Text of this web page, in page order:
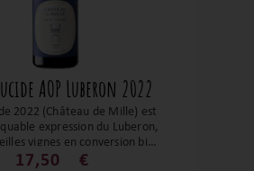
AOP Luberon 2022
2022 (Château de Mille) est
expression du Luberon,
vignes en conversion bio.
% Syrah et 20 % Grenache,
17,50 €